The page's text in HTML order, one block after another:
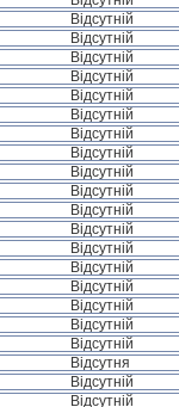
Відсутній
Відсутній
Відсутній
Відсутній
Відсутній
Відсутній
Відсутній
Відсутній
Відсутній
Відсутній
Відсутній
Відсутній
Відсутній
Відсутній
Відсутній
Відсутній
Відсутній
Відсутній
Відсутня
Відсутній
Відсутній